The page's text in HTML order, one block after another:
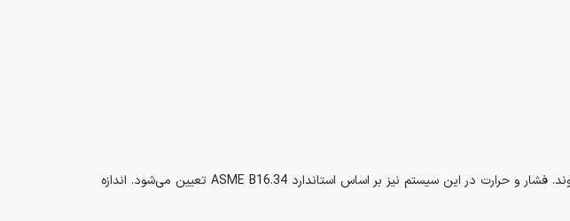
در سیستم اینچی، این ابزار بر اساس کلاس کاری 150، 300، 600، 900، 1500 و 2500 PSI ساخته می‌شوند. فشار و حرارت در این سیستم نیز بر اساس استاندارد ASME B16.34 تعیین می‌شود. اندازه